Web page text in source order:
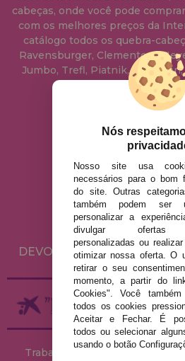
cabeças, onde você pode
com os melhores preços da
catálogo todos os quebra-
Ravensburger, Clementoni,
Jumbo, Trefl, Piatnik,
muito
AVISO
POLÍTICA DE
POLÍTICA DE
ENVIO E
DEVOLUÇÕES / DIREITO
Trabalhamos com stocks
Nós
Nosso site usa
necessários para o bom
do site. Outras
também podem ser
personalizar a
divulgar ofertas
personalizadas ou
otimizar nossa oferta. O
retirar o seu
momento, a partir do
Cookies". Você
todos os cookies
Aceitar e Fechar. É
todos ou selecionar
usando o botão